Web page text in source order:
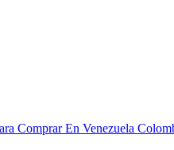
Comprar En Venezuela